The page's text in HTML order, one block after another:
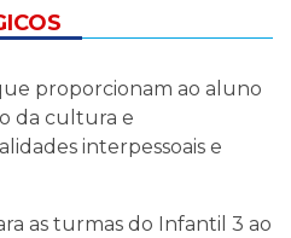
proporcionam ao aluno
da cultura e
interpessoais e
as turmas do Infantil 3 ao